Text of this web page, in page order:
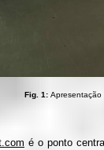
Fig. 1: Apresentação
é o ponto